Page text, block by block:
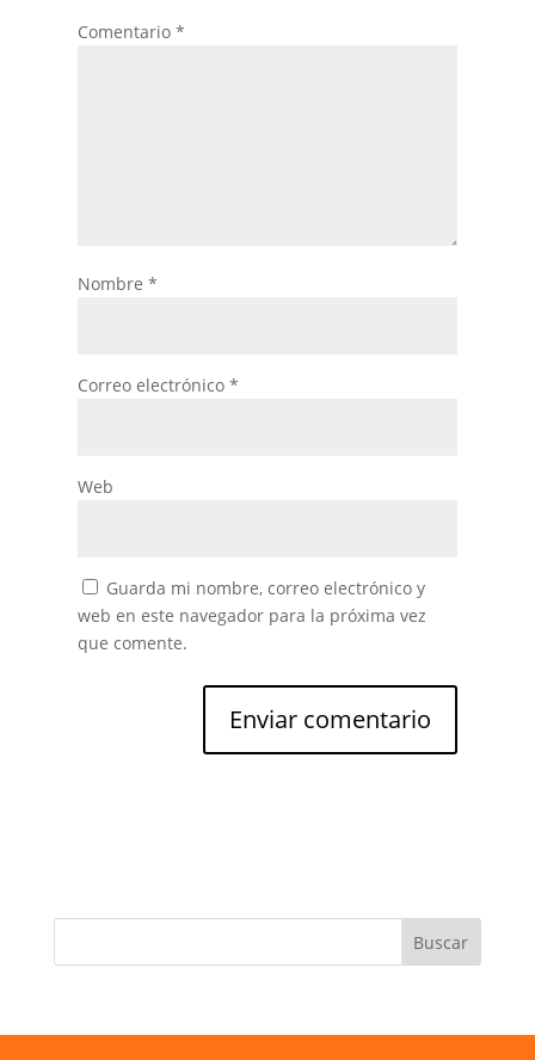
Comentario *
Nombre *
Correo electrónico *
Web
Guarda mi nombre, correo electrónico y
web en este navegador para la próxima vez
que comente.